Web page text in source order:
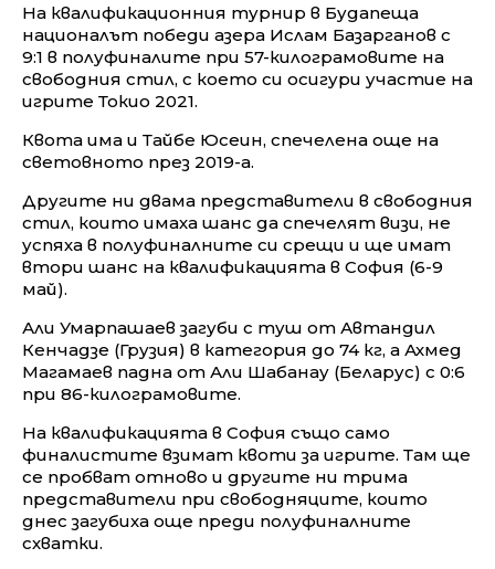
На квалификационния турнир в Будапеща
националът победи азера Ислам Базарганов с
9:1 в полуфиналите при 57-килограмовите на
свободния стил, с което си осигури участие на
игрите Токио 2021.
Квота има и Тайбе Юсеин, спечелена още на
световното през 2019-а.
Другите ни двама представители в свободния
стил, които имаха шанс да спечелят визи, не
успяха в полуфиналните си срещи и ще имат
втори шанс на квалификацията в София (6-9
май).
Али Умарпашаев загуби с туш от Автандил
Кенчадзе (Грузия) в категория до 74 кг, а Ахмед
Магамаев падна от Али Шабанау (Беларус) с 0:6
при 86-килограмовите.
На квалификацията в София също само
финалистите взимат квоти за игрите. Там ще
се пробват отново и другите ни трима
представители при свободняците, които
днес загубиха още преди полуфиналните
схватки.